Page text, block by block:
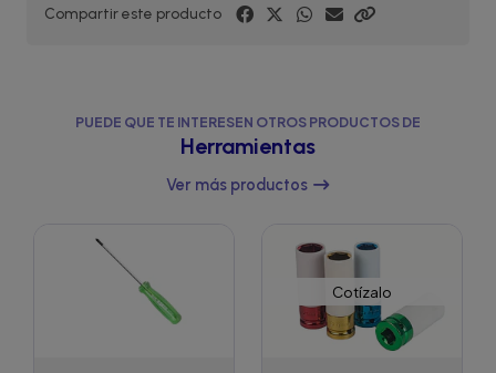
Compartir este producto
PUEDE QUE TE INTERESEN OTROS PRODUCTOS DE
Herramientas
Ver más productos
Cotízalo